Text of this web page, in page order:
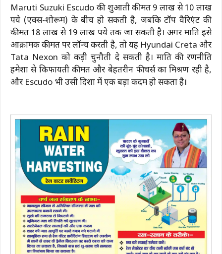
Maruti Suzuki Escudo की शुरुआती कीमत 9 लाख से 10 लाख
रुपये (एक्स-शोरूम) के बीच हो सकती है, जबकि टॉप वैरिएंट की
कीमत 18 लाख से 19 लाख रुपये तक जा सकती है। अगर मारुति इसे
आक्रामक कीमत पर लॉन्च करती है, तो यह Hyundai Creta और
Tata Nexon को कड़ी चुनौती दे सकती है। मारुति की रणनीति
हमेशा से किफायती कीमत और बेहतरीन फीचर्स का मिश्रण रही है,
और Escudo भी उसी दिशा में एक बड़ा कदम हो सकता है।